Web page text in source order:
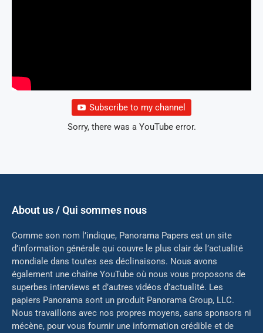
Subscribe to my channel
Sorry, there was a YouTube error.
About us / Qui sommes nous
Comme son nom l’indique, Panorama Papers est un site
d’information générale qui couvre le plus clair de l’actualité
mondiale dans toutes ses déclinaisons. Nous avons
également une chaîne YouTube où nous vous proposons de
superbes interviews et d’autres vidéos d’actualité. Les
papiers Panorama sont un produit Panorama Group, LLC.
Nous travaillons avec nos propres moyens, sans sponsors ni
mécène, pour vous fournir une information crédible et de